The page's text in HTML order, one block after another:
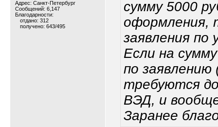
Адрес: Санкт-Петербург
Сообщений: 6,147
Благодарности:
отдано: 312
получено: 643/495
сумму 5000
оформления,
заявления по
Если на
по заявлению
требуются
ВЭД, и
Заранее